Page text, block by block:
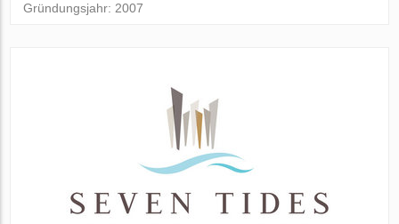
Gründungsjahr: 2007